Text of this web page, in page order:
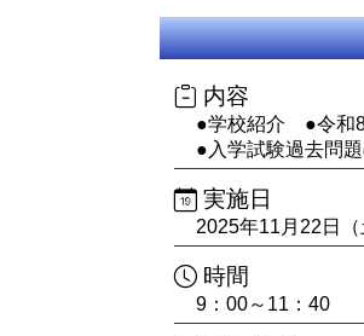
内容
●学校紹介 ●令和8
●入学試験過去問
実施日
2025年11月22日（
時間
9：00～11：40